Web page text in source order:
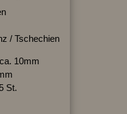
/ Tschechien
10mm
St.